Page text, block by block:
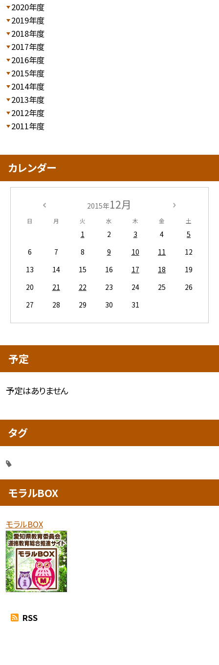
2020年度
2019年度
2018年度
2017年度
2016年度
2015年度
2014年度
2013年度
2012年度
2011年度
カレンダー
2015年12月
日 月 火 水 木 金 土
1 2 3 4
5
6
7 8 9 10 11
12
13
14 15 16 17 18
19
20
21 22 23 24 25
26
27
28 29 30 31
予定
予定はありません
タグ
モラルBOX
モラルBOX
RSS